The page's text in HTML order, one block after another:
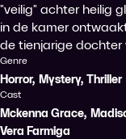
"veilig" achter heilig
in de kamer
de tienjarige dochter
Genre
Horror, Mystery, Thriller
Cast
Mckenna Grace,
Vera Farmiga